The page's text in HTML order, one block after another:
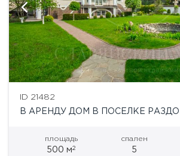
ID 21482
В АРЕНДУ ДОМ В ПОСЕЛКЕ
площадь
500 м2
спален
5